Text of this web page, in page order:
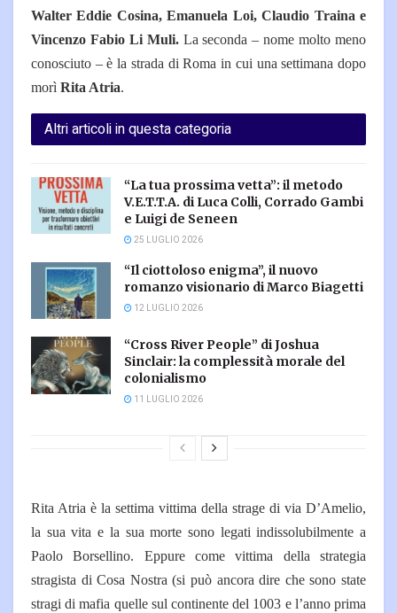
Walter Eddie Cosina, Emanuela Loi, Claudio Traina e
Vincenzo Fabio Li Muli.La seconda – nome molto meno
conosciuto – è la strada di Roma in cui una settimana dopo
morì Rita Atria.
Altri articoli in questa categoria
“La tua prossima vetta”: il metodo
V.E.T.T.A. di Luca Colli, Corrado Gambi
e Luigi de Seneen
25 LUGLIO 2026
“Il ciottoloso enigma”, il nuovo
romanzo visionario di Marco Biagetti
12 LUGLIO 2026
“Cross River People” di Joshua
Sinclair: la complessità morale del
colonialismo
11 LUGLIO 2026
Rita Atria è la settima vittima della strage di via D’Amelio,
la sua vita e la sua morte sono legati indissolubilmente a
Paolo Borsellino. Eppure come vittima della strategia
stragista di Cosa Nostra (si può ancora dire che sono state
stragi di mafia quelle sul continente del 1003 e l’anno prima